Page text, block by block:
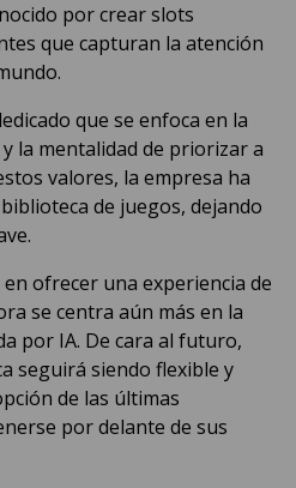
por crear slots
que capturan la atención
que se enfoca en la
la mentalidad de priorizar a
valores, la empresa ha
de juegos, dejando
ofrecer una experiencia de
se centra aún más en la
por IA. De cara al futuro,
seguirá siendo flexible y
de las últimas
por delante de sus